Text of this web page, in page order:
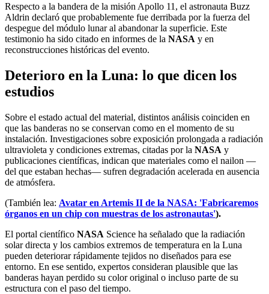
Respecto a la bandera de la misión Apollo 11, el astronauta Buzz
Aldrin declaró que probablemente fue derribada por la fuerza del
despegue del módulo lunar al abandonar la superficie. Este
testimonio ha sido citado en informes de la NASA y en
reconstrucciones históricas del evento.
Deterioro en la Luna: lo que dicen los
estudios
Sobre el estado actual del material, distintos análisis coinciden en
que las banderas no se conservan como en el momento de su
instalación. Investigaciones sobre exposición prolongada a radiación
ultravioleta y condiciones extremas, citadas por la NASA y
publicaciones científicas, indican que materiales como el nailon —
del que estaban hechas— sufren degradación acelerada en ausencia
de atmósfera.
(También lea: Avatar en Artemis II de la NASA: 'Fabricaremos
órganos en un chip con muestras de los astronautas').
El portal científico NASA Science ha señalado que la radiación
solar directa y los cambios extremos de temperatura en la Luna
pueden deteriorar rápidamente tejidos no diseñados para ese
entorno. En ese sentido, expertos consideran plausible que las
banderas hayan perdido su color original o incluso parte de su
estructura con el paso del tiempo.